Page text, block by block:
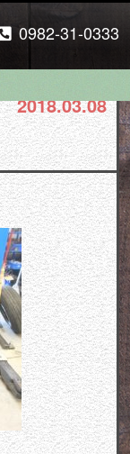
0982-31-0333
2018.03.08